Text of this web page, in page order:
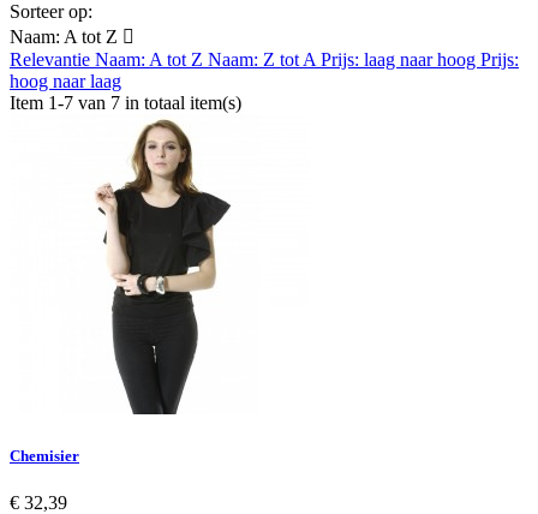
Sorteer op:
Naam: A tot Z 
Relevantie Naam: A tot Z Naam: Z tot APrijs: laag naar hoog Prijs:
hoog naar laag
Item 1-7 van 7 in totaal item(s)
Chemisier
€ 32,39